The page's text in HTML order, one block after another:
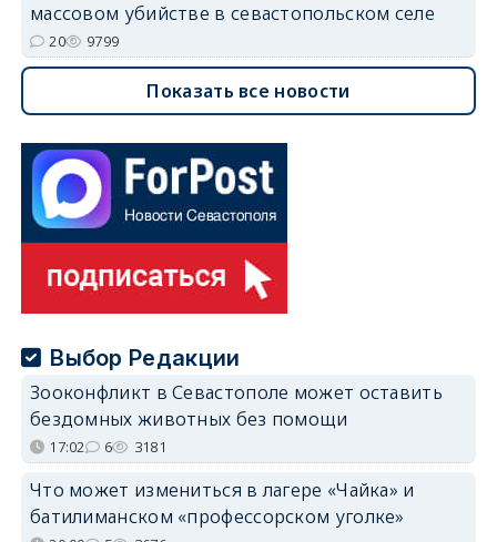
массовом убийстве в севастопольском селе
20 9799
Показать все новости
Выбор Редакции
Зооконфликт в Севастополе может оставить
бездомных животных без помощи
17:02 6 3181
Что может измениться в лагере «Чайка» и
батилиманском «профессорском уголке»